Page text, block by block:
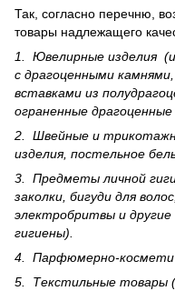
Так, согласно перечню,
товары надлежащего
1. Ювелирные изделия
с драгоценными
вставками из
ограненные драгоценные
2. Швейные и
изделия, постельное
3. Предметы личной
заколки, бигуди для
электробритвы и
гигиены).
4. Парфюмерно-
5. Текстильные товары